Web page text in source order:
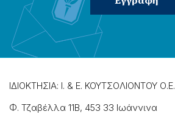
ΙΔΙΟΚΤΗΣΙΑ: Ι. & Ε. ΚΟΥΤΣΟΛΙΟΝΤΟΥ Ο.Ε.
Φ. Τζαβέλλα 11Β, 453 33 Ιωάννɩνα